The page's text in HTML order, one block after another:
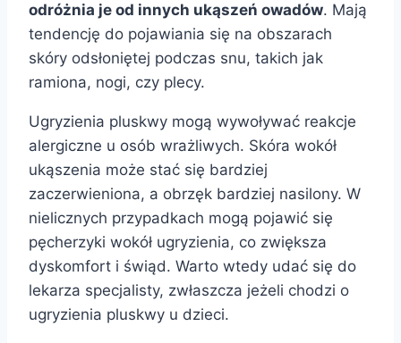
odróżnia je od innych ukąszeń owadów. Mają
tendencję do pojawiania się na obszarach
skóry odsłoniętej podczas snu, takich jak
ramiona, nogi, czy plecy.
Ugryzienia pluskwy mogą wywoływać reakcje
alergiczne u osób wrażliwych. Skóra wokół
ukąszenia może stać się bardziej
zaczerwieniona, a obrzęk bardziej nasilony. W
nielicznych przypadkach mogą pojawić się
pęcherzyki wokół ugryzienia, co zwiększa
dyskomfort i świąd. Warto wtedy udać się do
lekarza specjalisty, zwłaszcza jeżeli chodzi o
ugryzienia pluskwy u dzieci.